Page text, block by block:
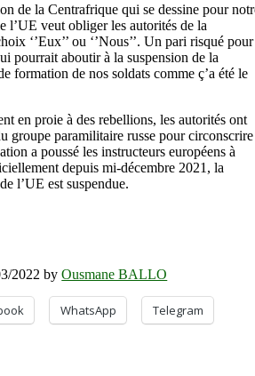
de la Centrafrique qui se dessine pour
l’UE veut obliger les autorités de la
‘’Eux’’ ou ‘’Nous’’. Un pari risqué pour
pourrait aboutir à la suspension de la
formation de nos soldats comme ç’a été le
en proie à des rebellions, les autorités ont
groupe paramilitaire russe pour circonscrire
a poussé les instructeurs européens à
depuis mi-décembre 2021, la
l’UE est suspendue.
2022 byOusmane BALLO
WhatsApp Telegram